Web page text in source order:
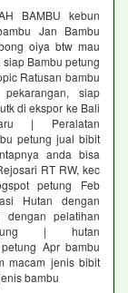
BAMBU kebun
Jan Bambu
oiya btw mau
Bambu petung
Ratusan bambu
siap
di ekspor ke Bali
| Peralatan
petung jual bibit
anda bisa
RT RW, kec
petung Feb
Hutan dengan
pelatihan
| hutan
Apr bambu
macam jenis bibit
bambu